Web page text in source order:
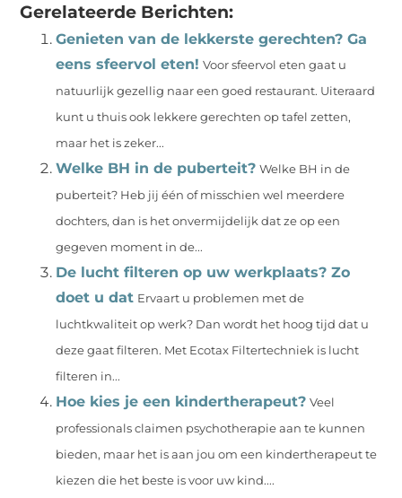
Gerelateerde Berichten:
Genieten van de lekkerste gerechten? Ga
eens sfeervol eten! Voor sfeervol eten gaat u
natuurlijk gezellig naar een goed restaurant. Uiteraard
kunt u thuis ook lekkere gerechten op tafel zetten,
maar het is zeker...
Welke BH in de puberteit? Welke BH in de
puberteit? Heb jij één of misschien wel meerdere
dochters, dan is het onvermijdelijk dat ze op een
gegeven moment in de...
De lucht filteren op uw werkplaats? Zo
doet u dat Ervaart u problemen met de
luchtkwaliteit op werk? Dan wordt het hoog tijd dat u
deze gaat filteren. Met Ecotax Filtertechniek is lucht
filteren in...
Hoe kies je een kindertherapeut? Veel
professionals claimen psychotherapie aan te kunnen
bieden, maar het is aan jou om een ​​kindertherapeut te
kiezen die het beste is voor uw kind....